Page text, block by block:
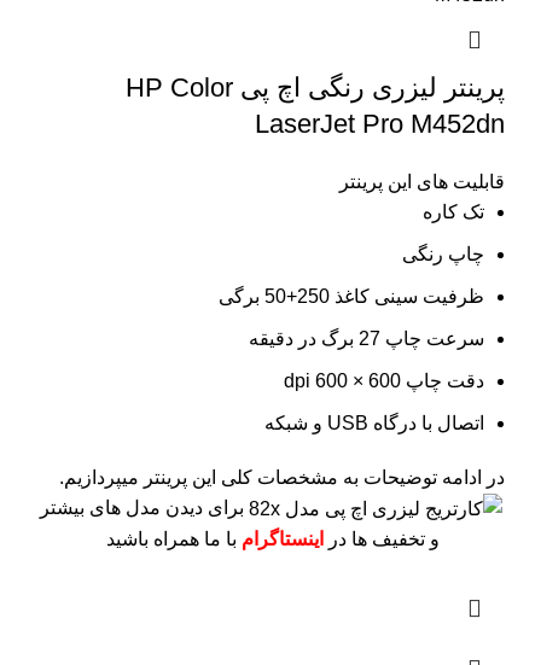
پرینتر لیزری رنگی اچ پی HP Color
LaserJet Pro M452dn
قابلیت های این پرینتر
تک کاره
چاپ رنگی
ظرفیت سینی کاغذ 250+50 برگی
سرعت چاپ 27 برگ در دقیقه
دقت چاپ 600 × 600 dpi
اتصال با درگاه USB و شبکه
در ادامه توضیحات به مشخصات کلی این پرینتر میپردازیم.
برای دیدن مدل های بیشتر
و تخفیف ها در
اینستاگرام با ما همراه باشید